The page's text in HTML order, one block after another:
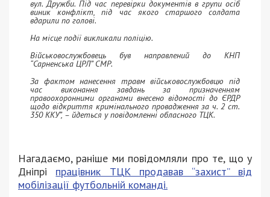
вул. Дружби. Під час перевірки документів в групи осіб
виник конфлікт, під час якого старшого солдата
вдарили по голові.
На місце події викликали поліцію.
Військовослужбовець був направлений до КНП
“Сарненська ЦРЛ” СМР.
За фактом нанесення травм військовослужбовцю під
час виконання завдань за призначенням
правоохоронними органами внесено відомості до ЄРДР
щодо відкриття кримінального провадження за ч. 2 ст.
350 ККУ”, – йдеться у повідомленні обласного ТЦК.
Нагадаємо, раніше ми повідомляли про те, що у
Дніпрі працівник ТЦК продавав “захист” від
мобілізації футбольній команді.